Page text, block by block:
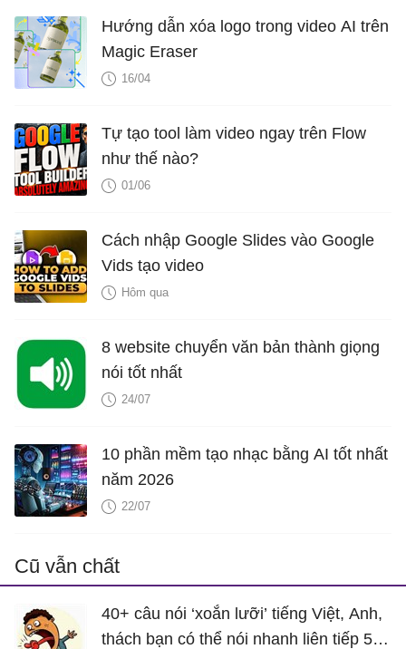
Hướng dẫn xóa logo trong video AI trên
Magic Eraser
16/04
Tự tạo tool làm video ngay trên Flow
như thế nào?
01/06
Cách nhập Google Slides vào Google
Vids tạo video
Hôm qua
8 website chuyển văn bản thành giọng
nói tốt nhất
24/07
10 phần mềm tạo nhạc bằng AI tốt nhất
năm 2026
22/07
Cũ vẫn chất
40+ câu nói ‘xoắn lưỡi’ tiếng Việt, Anh,
thách bạn có thể nói nhanh liên tiếp 5